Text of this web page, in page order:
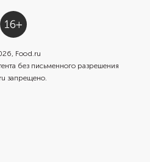
, Food.ru
без письменного разрешения
запрещено.